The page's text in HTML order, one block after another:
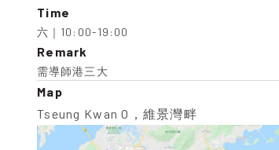
Time
六｜10:00-19:00
Remark
需導師港三大
Map
Tseung Kwan O，維景灣畔